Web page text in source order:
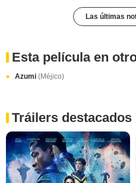
Las últimas
Esta película en
Azumi (Méjico)
Tráilers destacados